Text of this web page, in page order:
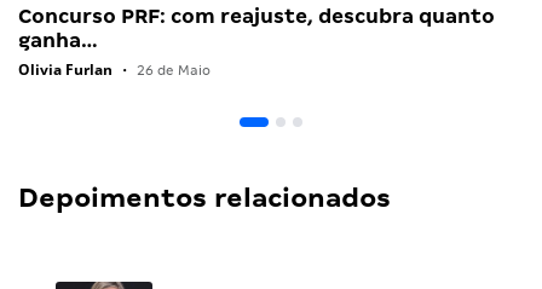
Concurso PRF: com reajuste, descubra quanto
ganha…
Olivia Furlan • 26 de Maio
Depoimentos relacionados